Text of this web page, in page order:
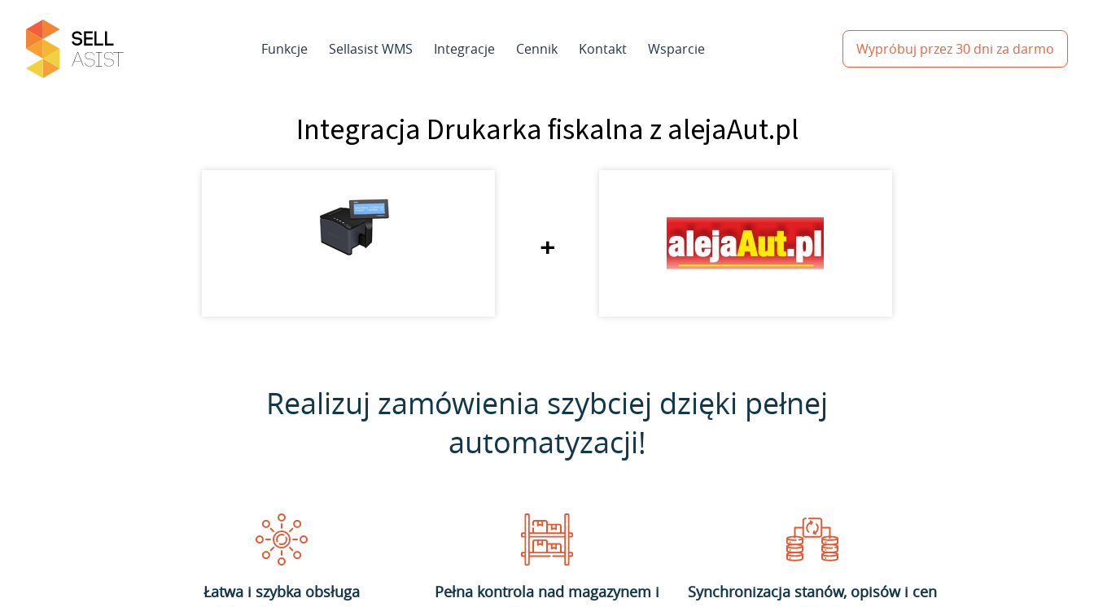
Funkcje Sellasist WMS Integracje Cennik Kontakt Wsparcie Wypróbuj przez 30 dni za darmo
Integracja Drukarka fiskalna z alejaAut.pl
+
Realizuj zamówienia szybciej dzięki pełnej
automatyzacji!
Łatwa i szybka obsługa
Pełna kontrola nad magazynem i
Synchronizacja stanów, opisów i cen